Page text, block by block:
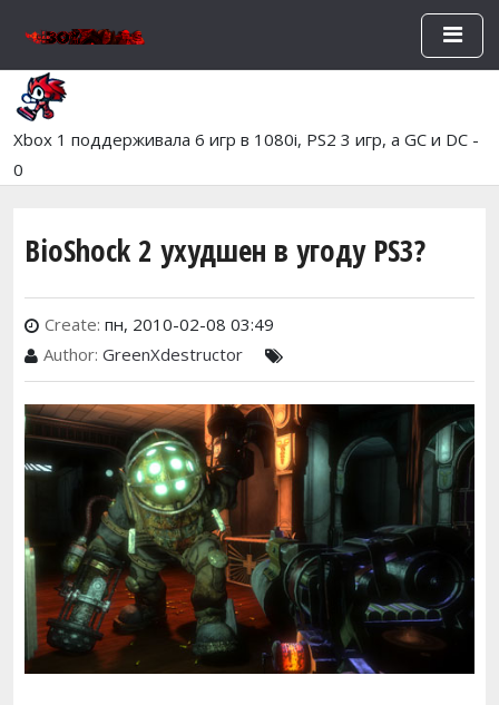
Перейти к основному
Xbox 1 поддерживала 6 игр в 1080i, PS2 3 игр, а GC и DC -
0
BioShock 2 ухудшен в угоду PS3?
Create: пн, 2010-02-08 03:49
Author: GreenXdestructor